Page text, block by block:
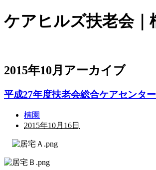
ケアヒルズ扶老会｜
2015年10月アーカイブ
平成27年度扶老会総合ケアセンタ
楠園
2015年10月16日